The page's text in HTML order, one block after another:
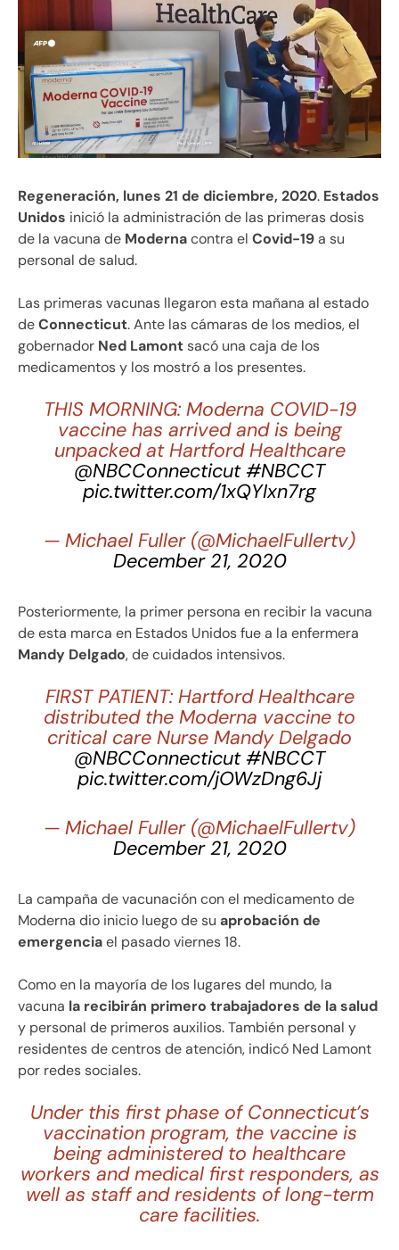
Regeneración, lunes 21 de diciembre, 2020. Estados
Unidos inició la administración de las primeras dosis
de la vacuna de Modernacontra el Covid-19a su
personal de salud.
Las primeras vacunas llegaron esta mañana al estado
deConnecticut. Ante las cámaras de los medios, el
gobernador Ned Lamontsacó una caja de los
medicamentos y los mostró a los presentes.
THIS MORNING: Moderna COVID-19
vaccine has arrived and is being
unpacked at Hartford Healthcare
@NBCConnecticut #NBCCT
pic.twitter.com/1xQYIxn7rg
— Michael Fuller (@MichaelFullertv)
December 21, 2020
Posteriormente, la primer persona en recibir la vacuna
de esta marca en Estados Unidos fue a la enfermera
Mandy Delgado, de cuidados intensivos.
FIRST PATIENT: Hartford Healthcare
distributed the Moderna vaccine to
critical care Nurse Mandy Delgado
@NBCConnecticut #NBCCT
pic.twitter.com/jOWzDng6Jj
— Michael Fuller (@MichaelFullertv)
December 21, 2020
La campaña de vacunación con el medicamento de
Moderna dio inicio luego de su aprobación de
emergenciael pasado viernes 18.
Como en la mayoría de los lugares del mundo, la
vacuna la recibirán primero trabajadores de la salud
y personal de primeros auxilios. También personal y
residentes de centros de atención, indicó Ned Lamont
por redes sociales.
Under this first phase of Connecticut’s
vaccination program, the vaccine is
being administered to healthcare
workers and medical first responders, as
well as staff and residents of long-term
care facilities.